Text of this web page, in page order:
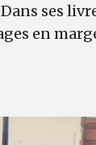
Dans ses
en